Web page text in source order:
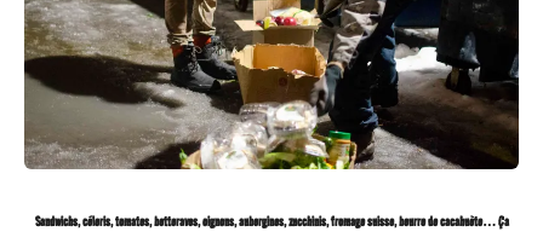
Sandwichs, céleris, tomates, betteraves, oignons,aubergines, zucchinis, fromage suisse, beurre de cacahuète…Ça